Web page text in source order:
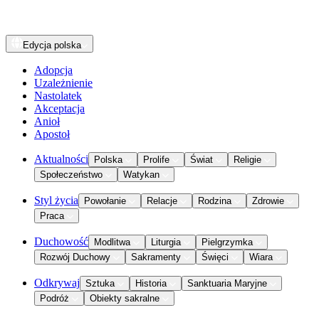
Edycja polska
Adopcja
Uzależnienie
Nastolatek
Akceptacja
Anioł
Apostoł
Aktualności Polska Prolife Świat
Religie
Społeczeństwo
Watykan
Styl życia Powołanie Relacje Rodzina
Zdrowie
Praca
Duchowość Modlitwa Liturgia
Pielgrzymka
Rozwój Duchowy
Sakramenty Święci Wiara
Odkrywaj Sztuka Historia
Sanktuaria Maryjne
Podróż
Obiekty sakralne